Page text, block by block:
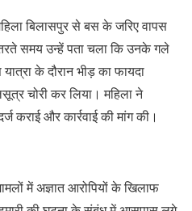
बिलासपुर से बस के जरिए वापस
समय उन्हें पता चला कि उनके गले
के दौरान भीड़ का फायदा
चोरी कर लिया। महिला ने
कराई और कार्रवाई की मांग की।
में अज्ञात आरोपियों के खिलाफ